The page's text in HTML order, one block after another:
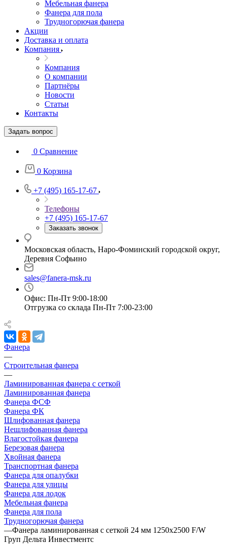
Мебельная фанера
Фанера для пола
Трудногорючая фанера
Акции
Доставка и оплата
Компания
Компания
О компании
Партнёры
Новости
Статьи
Контакты
Задать вопрос
0 Сравнение
0 Корзина
+7 (495) 165-17-67
Телефоны
+7 (495) 165-17-67
Заказать звонок
Московская область, Наро-Фоминский городской округ,
Деревня Софьино
sales@fanera-msk.ru
Офис: Пн-Пт 9:00-18:00
Отгрузка со склада Пн-Пт 7:00-23:00
Фанера
—
Строительная фанера
—
Ламинированная фанера с сеткой
Ламинированная фанера
Фанера ФСФ
Фанера ФК
Шлифованная фанера
Нешлифованная фанера
Влагостойкая фанера
Березовая фанера
Хвойная фанера
Транспортная фанера
Фанера для опалубки
Фанера для улицы
Фанера для лодок
Мебельная фанера
Фанера для пола
Трудногорючая фанера
—Фанера ламинированная с сеткой 24 мм 1250х2500 F/W
Груп Дельта Инвестментс